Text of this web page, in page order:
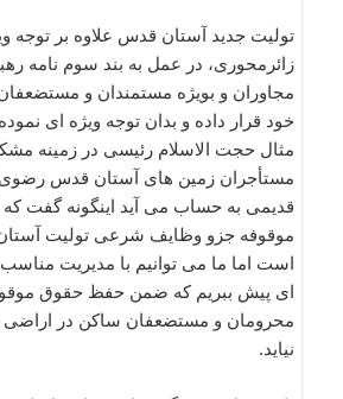
تولیت جدید آستان قدس علاوه بر توجه
زائرمحوری، در عمل به بند سوم نامه
مجاوران و بویژه مستمندان و مستضعفان
خود قرار داده و بدان توجه ویژه ای
مثال حجت الاسلام رئیسی در زمینه
مستأجران زمین های آستان قدس
قدیمی به حساب می آید اینگونه گفت
موقوفه جزو وظایف شرعی تولیت
است اما ما می توانیم با مدیریت
ای پیش ببریم که ضمن حفظ حقوق
محرومان و مستضعفان ساکن در اراضی
نیاید.